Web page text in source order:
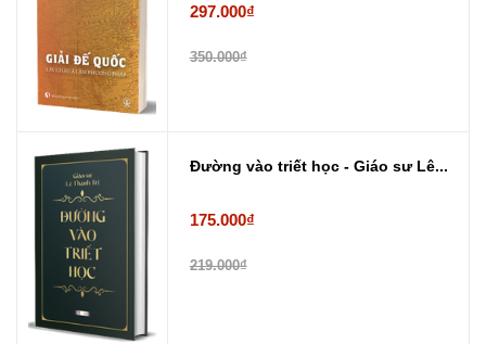
297.000₫
350.000₫
Đường vào triết học - Giáo sư Lê...
175.000₫
219.000₫